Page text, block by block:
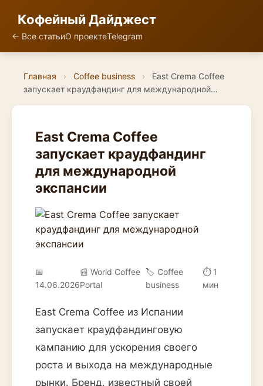
Кофейный Дайджест
← Все статьиО проектеTelegram
Главная › Coffee business ›
East Crema Coffee
запускает краудфандинг для международной…
East Crema Coffee
запускает краудфандинг
для международной
экспансии
📅
14.06.2026
📰 World Coffee
Portal
🏷️ Coffee
business
⏱ 1
мин
East Crema Coffee из Испании
запускает краудфандинговую
кампанию для ускорения своего
роста и выхода на международные
рынки. Бренд, известный своей